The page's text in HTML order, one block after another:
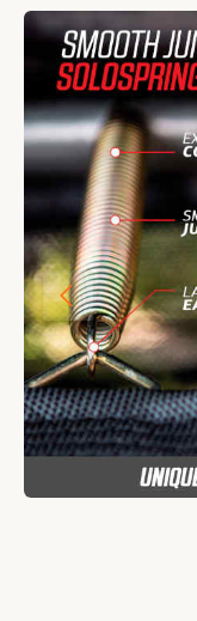
Skip image gallery